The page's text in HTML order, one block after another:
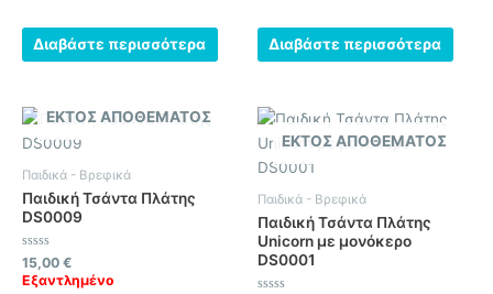
Διαβάστε περισσότερα Διαβάστε περισσότερα
ΕΚΤΌΣ ΑΠΟΘΈΜΑΤΟΣ
Παιδικά - Βρεφικά
Παιδική Τσάντα Πλάτης
DS0009
Βαθμολογήθηκε
με
0
15,00 €
Εξαντλημένο
ΕΚΤΌΣ ΑΠΟΘΈΜΑΤΟΣ
Παιδικά - Βρεφικά
Παιδική Τσάντα Πλάτης
Unicorn με μονόκερο
DS0001